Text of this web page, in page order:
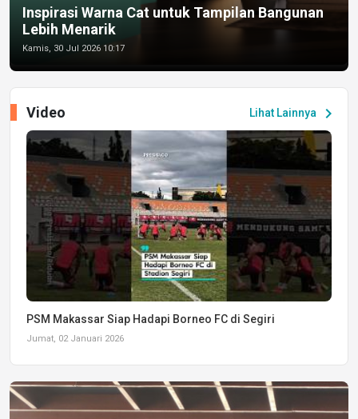
Inspirasi Warna Cat untuk Tampilan Bangunan
Lebih Menarik
Kamis, 30 Jul 2026 10:17
Lihat Lainnya chevron_right
Video
PSM Makassar Siap Hadapi Borneo FC di Segiri
Jumat, 02 Januari 2026